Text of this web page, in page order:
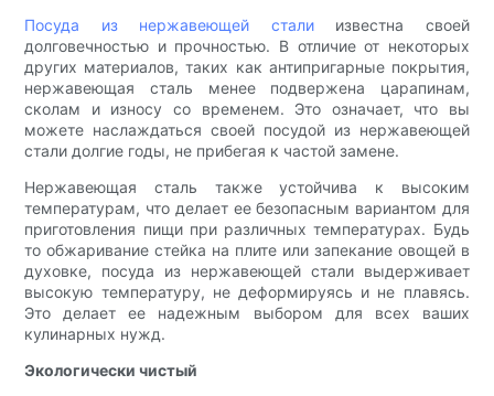
Посуда из нержавеющей сталиизвестна своей
долговечностью и прочностью. В отличие от некоторых
других материалов, таких как антипригарные покрытия,
нержавеющая сталь менее подвержена царапинам,
сколам и износу со временем. Это означает, что вы
можете наслаждаться своей посудой из нержавеющей
стали долгие годы, не прибегая к частой замене.
Нержавеющая сталь также устойчива к высоким
температурам, что делает ее безопасным вариантом для
приготовления пищи при различных температурах. Будь
то обжаривание стейка на плите или запекание овощей в
духовке, посуда из нержавеющей стали выдерживает
высокую температуру, не деформируясь и не плавясь.
Это делает ее надежным выбором для всех ваших
кулинарных нужд.
Экологически чистый